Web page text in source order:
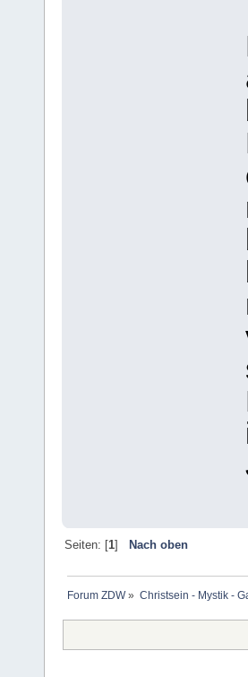
Seiten: [1] Nach oben
Forum ZDW» Christsein - Mystik -